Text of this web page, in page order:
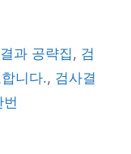
과 공략집, 검
니다., 검사결
번